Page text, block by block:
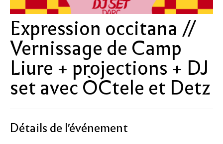
DÉTAIL DES ÉVÉNEMENTS
LA SAISON CULTURELLE
AMI·ES ARTISTES
LE PROJET DE TERRITOIRE
LE CAFÉ/RESTO
Expression occitana //
Vernissage de Camp
Liure + projections + DJ
set avec ÒCtele et Detz
Détails de l'événement